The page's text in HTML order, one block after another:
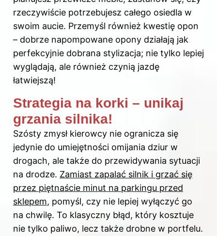
rzeczywiście potrzebujesz całego osiedla w
swoim aucie. Przemyśl również kwestię opon
– dobrze napompowane opony działają jak
perfekcyjnie dobrana stylizacja; nie tylko lepiej
wyglądają, ale również czynią jazdę
łatwiejszą!
Strategia na korki – unikaj
grzania silnika!
Szósty zmysł kierowcy nie ogranicza się
jedynie do umiejętności omijania dziur w
drogach, ale także do przewidywania sytuacji
na drodze. Zamiast zapalać silnik i grzać się
przez piętnaście minut na parkingu przed
sklepem, pomyśl, czy nie lepiej wyłączyć go
na chwilę. To klasyczny błąd, który kosztuje
nie tylko paliwo, lecz także drobne w portfelu.